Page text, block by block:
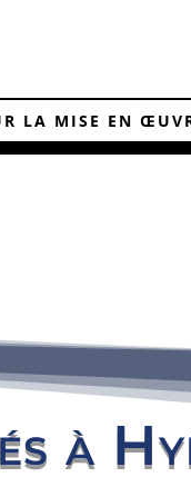
LA MISE EN
à